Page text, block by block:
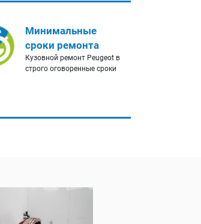
Минимальные
сроки ремонта
Кузовной ремонт Peugeot в
строго оговоренные сроки